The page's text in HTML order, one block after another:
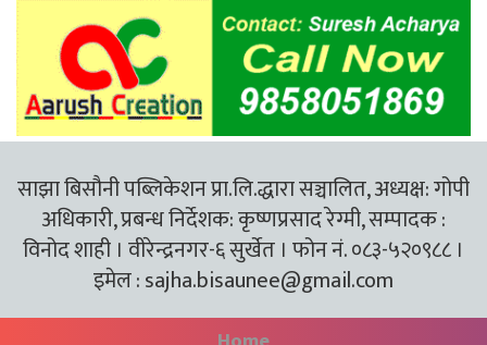
साझा बिसौनी पब्लिकेशन प्रा.लि.द्धारा सञ्चालित, अध्यक्ष: गोपी
अधिकारी, प्रबन्ध निर्देशक: कृष्णप्रसाद रेग्मी, सम्पादक :
विनोद शाही । वीरेन्द्रनगर-६ सुर्खेत । फोन नं. ०८३-५२०९८८ ।
इमेल :sajha.bisaunee@gmail.com